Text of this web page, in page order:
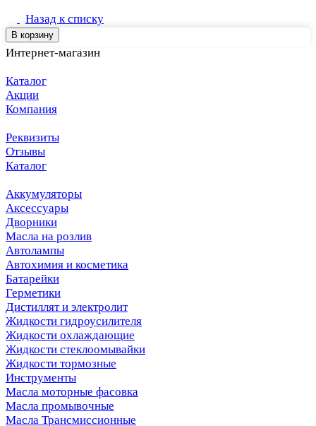
Назад к списку
В корзину
Интернет-магазин
Каталог
Акции
Компания
Реквизиты
Отзывы
Каталог
Аккумуляторы
Аксессуары
Дворники
Масла на розлив
Автолампы
Автохимия и косметика
Батарейки
Герметики
Дистиллят и электролит
Жидкости гидроусилителя
Жидкости охлаждающие
Жидкости стеклоомывайки
Жидкости тормозные
Инструменты
Масла моторные фасовка
Масла промывочные
Масла Трансмиссионные